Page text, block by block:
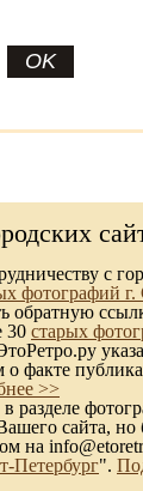
с
фотографий г.
обратную
30 старых
факте
>>
разделе
сайта, но
на
Петербург".